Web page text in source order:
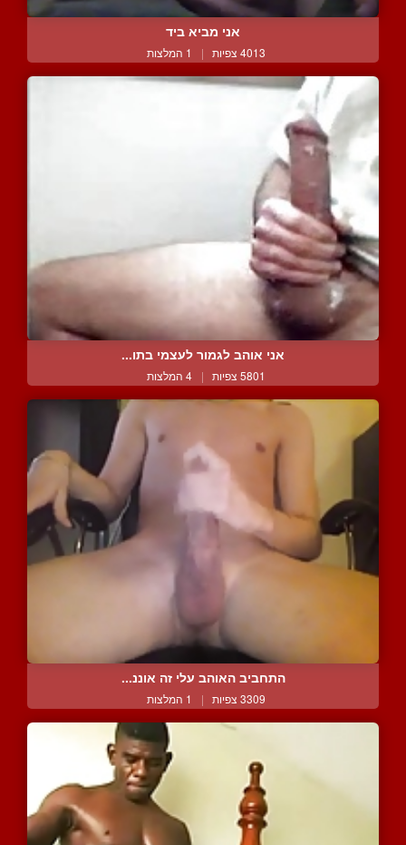
אני מביא ביד
4013 צפיות | 1 המלצות
אני אוהב לגמור לעצמי בתו...
5801 צפיות | 4 המלצות
התחביב האוהב עלי זה אוננ...
3309 צפיות | 1 המלצות